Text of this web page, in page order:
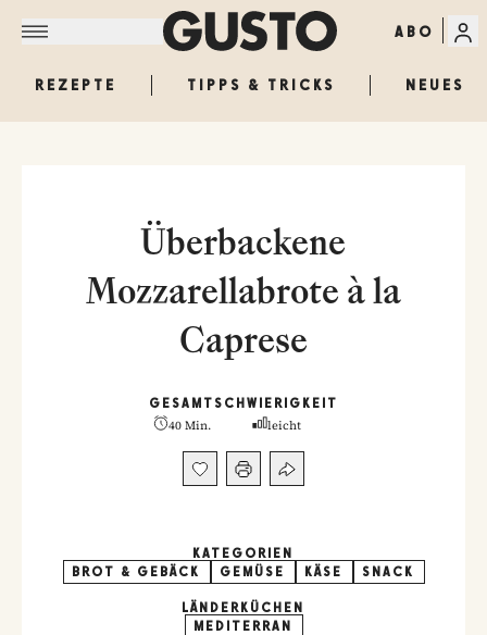
ABO
REZEPTE TIPPS & TRICKS NEUES
Überbackene
Mozzarellabrote à la
Caprese
GESAMT
40 Min.
SCHWIERIGKEIT
leicht
KATEGORIEN
BROT & GEBÄCK
GEMÜSE KÄSE SNACK
LÄNDERKÜCHEN
MEDITERRAN